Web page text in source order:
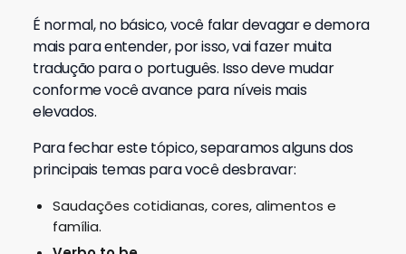
É normal, no básico, você falar devagar e demora
mais para entender, por isso, vai fazer muita
tradução para o português. Isso deve mudar
conforme você avance para níveis mais
elevados.
Para fechar este tópico, separamos alguns dos
principais temas para você desbravar:
Saudações cotidianas, cores, alimentos e
família.